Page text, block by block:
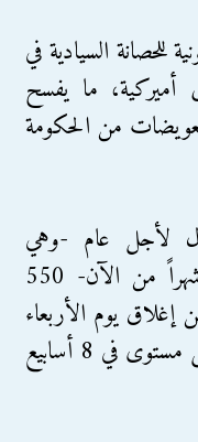
للحصانة السيادية في
أميركية، ما يفسح
من الحكومة
لأجل عام -وهي
تداولات مجدولة للتنفيذ بعد 12 شهراً من الآن- 550
إغلاق يوم الأربعاء
عند 330 نقطة. وارتفعت حتى أعلى مستوى في 8 أسابيع